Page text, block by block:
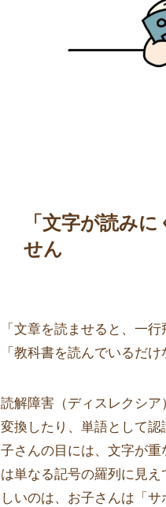
「文字が読み
せん
「文章を読ませると、一
「教科書を読んでいるだ
読解障害（ディスレクシ
変換したり、単語として
子さんの目には、文字が
は単なる記号の羅列に見
しいのは、お子さんは「